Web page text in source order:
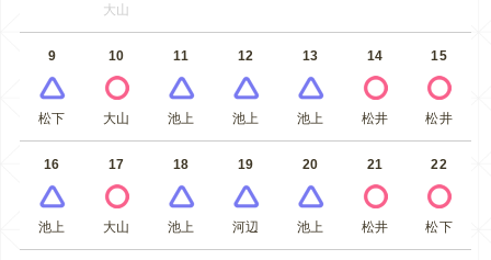
大山
9
松下
10
大山
11
池上
12
池上
13
池上
14
松井
15
松井
16
池上
17
大山
18
池上
19
河辺
20
池上
21
松井
22
松下